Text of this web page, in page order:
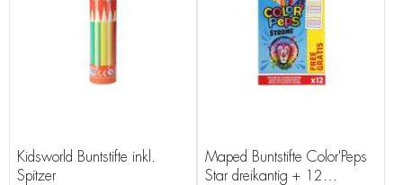
Kidsworld Buntstifte inkl.
Spitzer
Maped Buntstifte Color'Peps
Star dreikantig + 12